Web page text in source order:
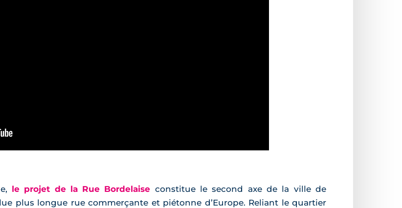
le projet de la Rue Bordelaise constitue le second axe de la ville de
plus longue rue commerçante et piétonne d’Europe. Reliant le quartier